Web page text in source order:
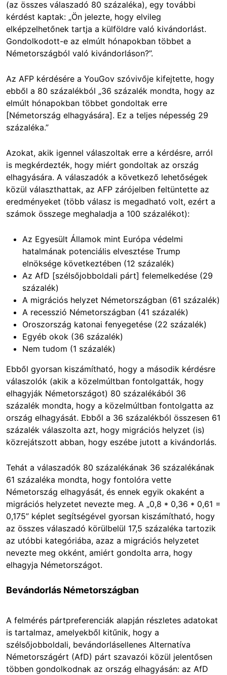
(az összes válaszadó 80 százaléka), egy további
kérdést kaptak: „Ön jelezte, hogy elvileg
elképzelhetőnek tartja a külföldre való kivándorlást.
Gondolkodott-e az elmúlt hónapokban többet a
Németországból való kivándorláson?”.
Az AFP kérdésére a YouGov szóvivője kifejtette, hogy
ebből a 80 százalékból „36 százalék mondta, hogy az
elmúlt hónapokban többet gondoltak erre
[Németország elhagyására]. Ez a teljes népesség 29
százaléka.”
Azokat, akik igennel válaszoltak erre a kérdésre, arról
is megkérdezték, hogy miért gondoltak az ország
elhagyására. A válaszadók a következő lehetőségek
közül választhattak, az AFP zárójelben feltüntette az
eredményeket (több válasz is megadható volt, ezért a
számok összege meghaladja a 100 százalékot):
Az Egyesült Államok mint Európa védelmi
hatalmának potenciális elvesztése Trump
elnöksége következtében (12 százalék)
Az AfD [szélsőjobboldali párt] felemelkedése (29
százalék)
A migrációs helyzet Németországban (61 százalék)
A recesszió Németországban (41 százalék)
Oroszország katonai fenyegetése (22 százalék)
Egyéb okok (36 százalék)
Nem tudom (1 százalék)
Ebből gyorsan kiszámítható, hogy a második kérdésre
válaszolók (akik a közelmúltban fontolgatták, hogy
elhagyják Németországot) 80 százalékából 36
százalék mondta, hogy a közelmúltban fontolgatta az
ország elhagyását. Ebből a 36 százalékból összesen 61
százalék válaszolta azt, hogy migrációs helyzet (is)
közrejátszott abban, hogy eszébe jutott a kivándorlás.
Tehát a válaszadók 80 százalékának 36 százalékának
61 százaléka mondta, hogy fontolóra vette
Németország elhagyását, és ennek egyik okaként a
migrációs helyzetet nevezte meg. A „0,8 * 0,36 * 0,61 =
0,175” képlet segítségével gyorsan kiszámítható, hogy
az összes válaszadó körülbelül 17,5 százaléka tartozik
az utóbbi kategóriába, azaz a migrációs helyzetet
nevezte meg okként, amiért gondolta arra, hogy
elhagyja Németországot.
Bevándorlás Németországban
A felmérés pártpreferenciák alapján részletes adatokat
is tartalmaz, amelyekből kitűnik, hogy a
szélsőjobboldali, bevándorlásellenes Alternatíva
Németországért (AfD) párt szavazói közül jelentősen
többen gondolkodnak az ország elhagyásán: az AfD